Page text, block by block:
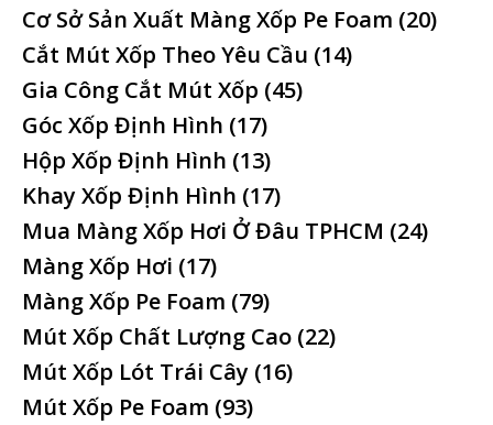
Cơ Sở Sản Xuất Màng Xốp Pe Foam (20)
Cắt Mút Xốp Theo Yêu Cầu (14)
Gia Công Cắt Mút Xốp (45)
Góc Xốp Định Hình (17)
Hộp Xốp Định Hình (13)
Khay Xốp Định Hình (17)
Mua Màng Xốp Hơi Ở Đâu TPHCM (24)
Màng Xốp Hơi (17)
Màng Xốp Pe Foam (79)
Mút Xốp Chất Lượng Cao (22)
Mút Xốp Lót Trái Cây (16)
Mút Xốp Pe Foam (93)